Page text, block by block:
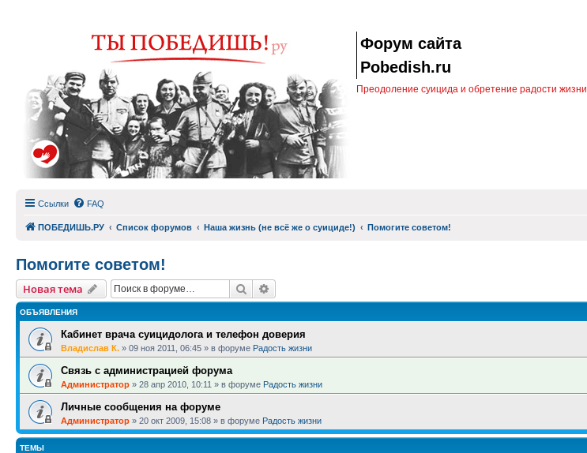
Форум сайта
Pobedish.ru
Преодоление суицида и обретение радости жизни
Ссылки FAQ
ПОБЕДИШЬ.РУ Список форумов Наша жизнь (не всё же о суициде!) Помогите советом!
Помогите советом!
Новая тема Поиск
ОБЪЯВЛЕНИЯ
Кабинет врача суицидолога и телефон доверия
Владислав К. » 09 ноя 2011, 06:45 » в форуме Радость жизни
Связь с администрацией форума
Администратор » 28 апр 2010, 10:11 » в форуме Радость жизни
Личные сообщения на форуме
Администратор » 20 окт 2009, 15:08 » в форуме Радость жизни
ТЕМЫ